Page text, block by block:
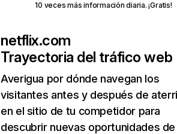
10 veces más información diaria. ¡Gratis!
netflix.com
Trayectoria del tráfico web
Averigua por dónde navegan los
visitantes antes y después de
en el sitio de tu competidor para
descubrir nuevas oportunidades de